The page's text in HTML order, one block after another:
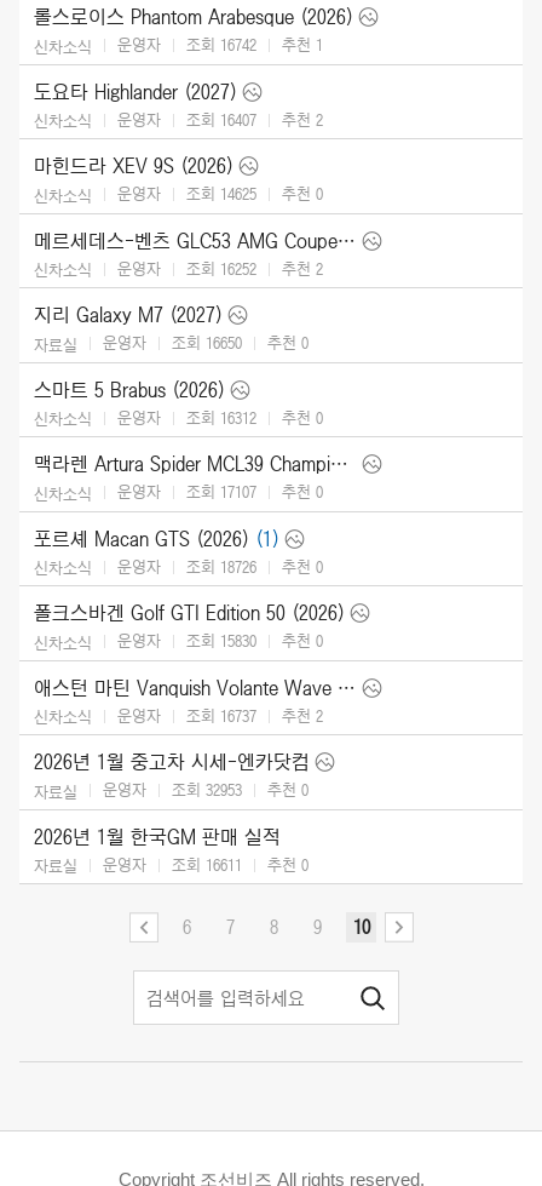
롤스로이스 Phantom Arabesque (2026)
신차소식 운영자 조회 16742 추천 1
도요타 Highlander (2027)
신차소식 운영자 조회 16407 추천 2
마힌드라 XEV 9S (2026)
신차소식 운영자 조회 14625 추천 0
메르세데스-벤츠 GLC53 AMG Coupe (2027)
신차소식 운영자 조회 16252 추천 2
지리 Galaxy M7 (2027)
자료실 운영자 조회 16650 추천 0
스마트 5 Brabus (2026)
신차소식 운영자 조회 16312 추천 0
맥라렌 Artura Spider MCL39 Championship Edition (2026)
신차소식 운영자 조회 17107 추천 0
포르셰 Macan GTS (2026) (1)
신차소식 운영자 조회 18726 추천 0
폴크스바겐 Golf GTI Edition 50 (2026)
신차소식 운영자 조회 15830 추천 0
애스턴 마틴 Vanquish Volante Wave Edition (2026)
신차소식 운영자 조회 16737 추천 2
2026년 1월 중고차 시세-엔카닷컴
자료실 운영자 조회 32953 추천 0
2026년 1월 한국GM 판매 실적
자료실 운영자 조회 16611 추천 0
6 7 8 9 10
Copyright 조선비즈 All rights reserved.